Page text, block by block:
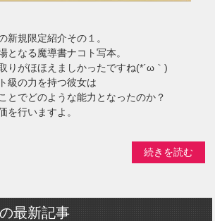
新規限定紹介その１。
となる魔導書ナコト写本。
りがほほえましかったですね(*´ω｀)
級の力を持つ彼女は
とでどのような能力となったのか？
を行いますよ。
続きを読む
最新記事